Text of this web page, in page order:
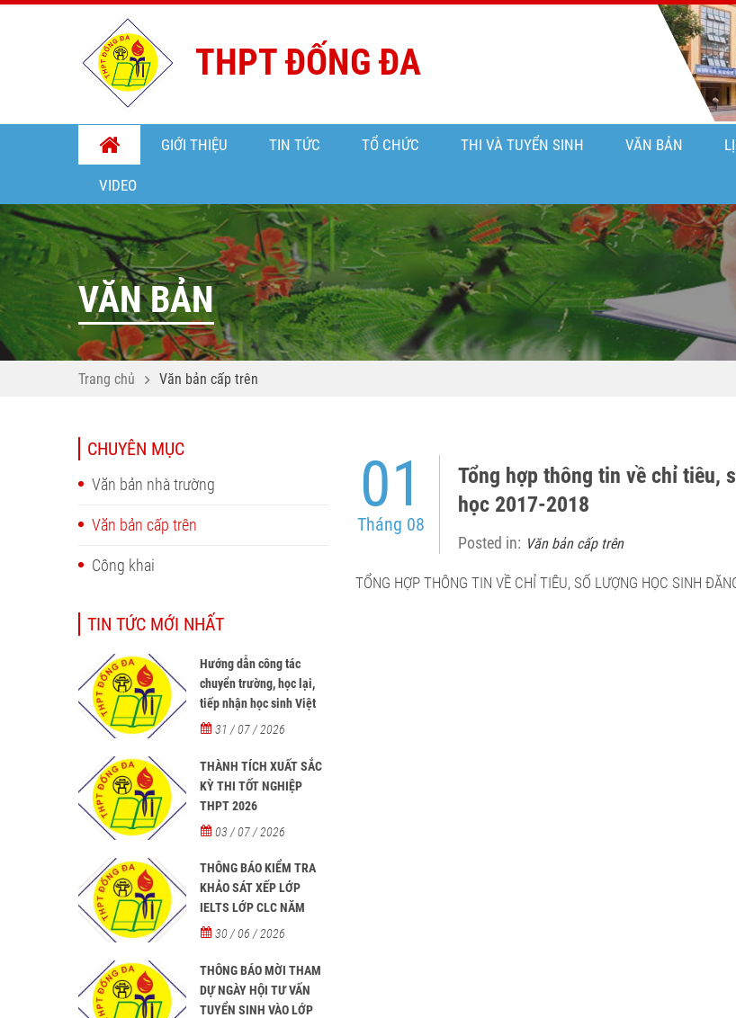
THPT ĐỐNG ĐA
GIỚI THIỆU TIN TỨC TỔ CHỨC THI VÀ TUYỂN SINH VĂN BẢN
VIDEO
VĂN BẢN
Trang chủ Văn bản cấp trên
CHUYÊN MỤC
Văn bản nhà trường
Văn bản cấp trên
Công khai
TIN TỨC MỚI NHẤT
Hướng dẫn công tác
chuyển trường, học lại,
tiếp nhận học sinh Việt
Nam về nước, tiếp nhận
ngoài học tại các trường
từ năm học 2026-2027
31 / 07 / 2026
THÀNH TÍCH XUẤT SẮC
KỲ THI TỐT NGHIỆP
THPT 2026
03 / 07 / 2026
THÔNG BÁO KIỂM TRA
KHẢO SÁT XẾP LỚP
IELTS LỚP CLC NĂM
HỌC 2026 - 2027
30 / 06 / 2026
THÔNG BÁO MỜI THAM
DỰ NGÀY HỘI TƯ VẤN
TUYỂN SINH VÀO LỚP
01
Tháng 08
Tổng hợp thông tin về chỉ tiêu,
học 2017-2018
Posted in: Văn bản cấp trên
TỔNG HỢP THÔNG TIN VỀ CHỈ TIÊU, SỐ LƯỢNG HỌC SINH